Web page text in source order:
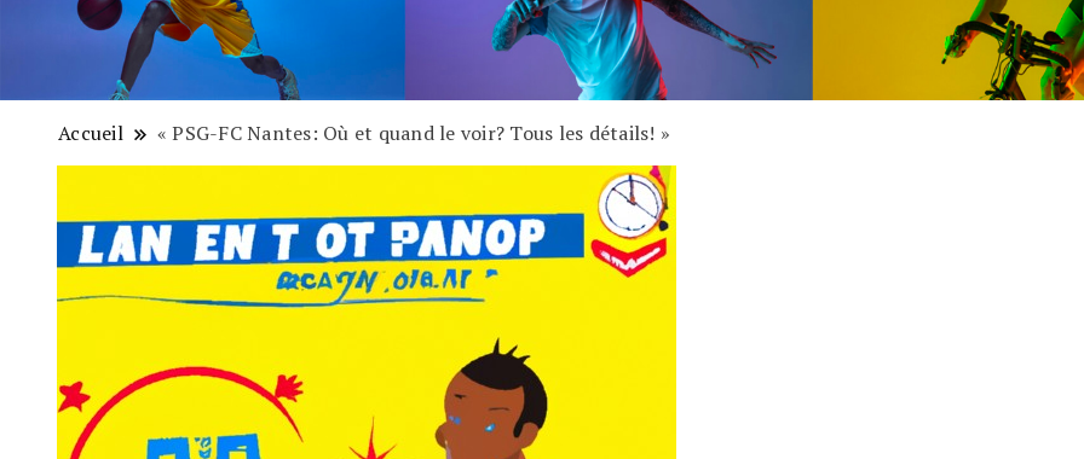
Accueil « PSG-FC Nantes: Où et quand le voir? Tous les détails! »